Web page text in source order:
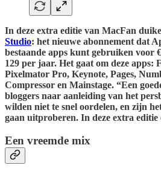
In deze extra editie van MacFan
Studio: het nieuwe abonnement dat
bestaande apps kunt gebruiken voor
129 per jaar. Het gaat om deze
Pixelmator Pro, Keynote, Pages,
Compressor en Mainstage. “Een
bloggers naar aanleiding van het
wilden niet te snel oordelen, en zijn
gaan uitproberen. In deze extra editie
Een vreemde mix